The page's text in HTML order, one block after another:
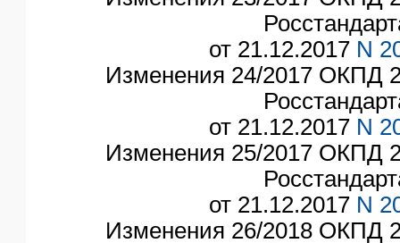
от 21.12.2017 N
Изменения 24/2017 ОКПД
от 21.12.2017 N
Изменения 25/2017 ОКПД
от 21.12.2017 N
Изменения 26/2018 ОКПД